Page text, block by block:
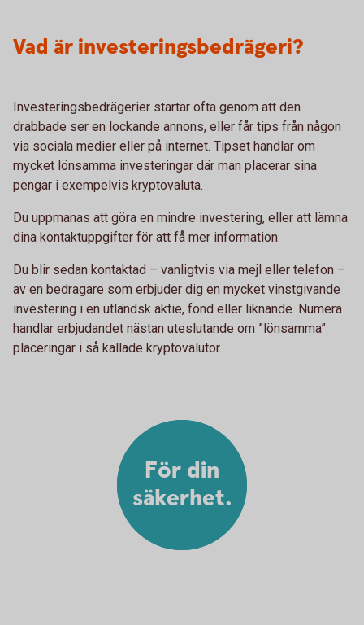
Vad är investeringsbedrägeri?
Investeringsbedrägerier startar ofta genom att den
drabbade ser en lockande annons, eller får tips från någon
via sociala medier eller på internet. Tipset handlar om
mycket lönsamma investeringar där man placerar sina
pengar i exempelvis kryptovaluta.
Du uppmanas att göra en mindre investering, eller att lämna
dina kontaktuppgifter för att få mer information.
Du blir sedan kontaktad – vanligtvis via mejl eller telefon –
av en bedragare som erbjuder dig en mycket vinstgivande
investering i en utländsk aktie, fond eller liknande. Numera
handlar erbjudandet nästan uteslutande om ”lönsamma”
placeringar i så kallade kryptovalutor.
För din
säkerhet.